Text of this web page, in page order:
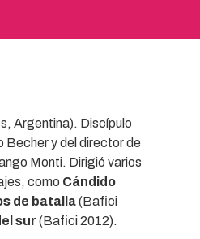
Argentina). Discípulo
Becher y del director de
Monti. Dirigió varios
como Cándido
de batalla(Bafici
sur (Bafici 2012).